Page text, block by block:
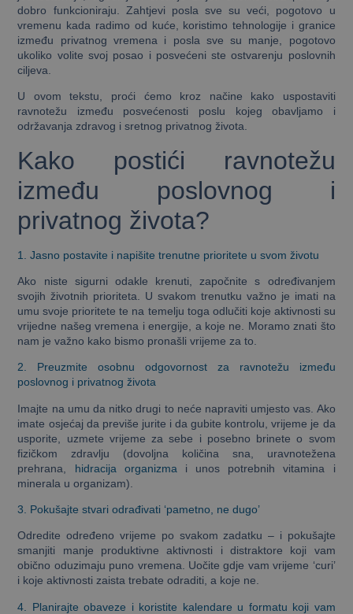
dobro funkcioniraju. Zahtjevi posla sve su veći, pogotovo u
vremenu kada radimo od kuće, koristimo tehnologije i granice
između privatnog vremena i posla sve su manje, pogotovo
ukoliko volite svoj posao i posvećeni ste ostvarenju poslovnih
ciljeva.
U ovom tekstu, proći ćemo kroz načine kako uspostaviti
ravnotežu između posvećenosti poslu kojeg obavljamo i
održavanja zdravog i sretnog privatnog života.
Kako postići ravnotežu
između poslovnog i
privatnog života?
1. Jasno postavite i napišite trenutne prioritete u svom životu
Ako niste sigurni odakle krenuti, započnite s određivanjem
svojih životnih prioriteta. U svakom trenutku važno je imati na
umu svoje prioritete te na temelju toga odlučiti koje aktivnosti su
vrijedne našeg vremena i energije, a koje ne. Moramo znati što
nam je važno kako bismo pronašli vrijeme za to.
2. Preuzmite osobnu odgovornost za ravnotežu između
poslovnog i privatnog života
Imajte na umu da nitko drugi to neće napraviti umjesto vas. Ako
imate osjećaj da previše jurite i da gubite kontrolu, vrijeme je da
usporite, uzmete vrijeme za sebe i posebno brinete o svom
fizičkom zdravlju (dovoljna količina sna, uravnotežena
prehrana, hidracija organizma i unos potrebnih vitamina i
minerala u organizam).
3. Pokušajte stvari odrađivati ‘pametno, ne dugo’
Odredite određeno vrijeme po svakom zadatku – i pokušajte
smanjiti manje produktivne aktivnosti i distraktore koji vam
obično oduzimaju puno vremena. Uočite gdje vam vrijeme ‘curi’
i koje aktivnosti zaista trebate odraditi, a koje ne.
4. Planirajte obaveze i koristite kalendare u formatu koji vam